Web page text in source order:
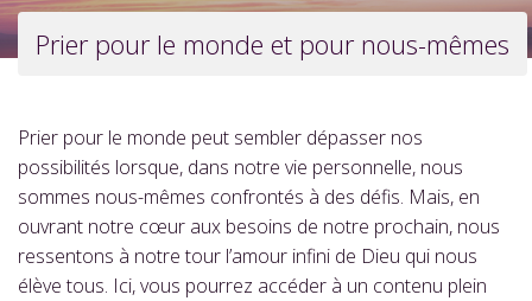
Prier pour le monde et pour nous-mêmes
Prier pour le monde peut sembler dépasser nos
possibilités lorsque, dans notre vie personnelle, nous
sommes nous-mêmes confrontés à des défis. Mais, en
ouvrant notre cœur aux besoins de notre prochain, nous
ressentons à notre tour l’amour infini de Dieu qui nous
élève tous. Ici, vous pourrez accéder à un contenu plein